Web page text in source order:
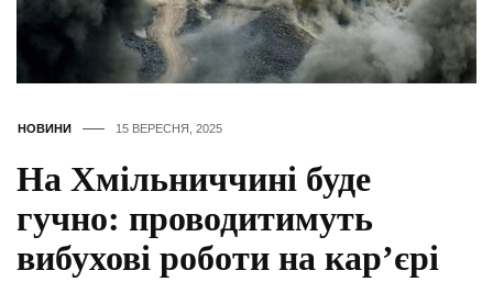
НОВИНИ 15 ВЕРЕСНЯ, 2025
На Хмільниччині буде
гучно: проводитимуть
вибухові роботи на кар’єрі